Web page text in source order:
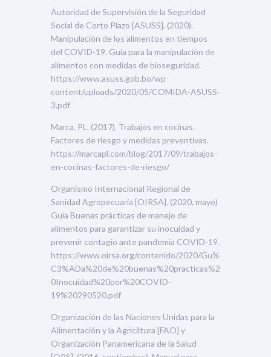
Autoridad de Supervisión de la Seguridad
Social de Corto Plazo [ASUSS]. (2020).
Manipulación de los alimentos en tiempos
del COVID-19. Guía para la manipulación de
alimentos con medidas de bioseguridad.
https://www.asuss.gob.bo/wp-
content/uploads/2020/05/COMIDA-ASUSS-
3.pdf
Marca, PL. (2017). Trabajos en cocinas.
Factores de riesgo y medidas preventivas.
https://marcapl.com/blog/2017/09/trabajos-
en-cocinas-factores-de-riesgo/
Organismo Internacional Regional de
Sanidad Agropecuaria [OIRSA]. (2020, mayo)
Guía Buenas prácticas de manejo de
alimentos para garantizar su inocuidad y
prevenir contagio ante pandemia COVID-19.
https://www.oirsa.org/contenido/2020/Gu%
C3%ADa%20de%20buenas%20practicas%2
0Inocuidad%20por%20COVID-
19%20290520.pdf
Organización de las Naciones Unidas para la
Alimentación y la Agriciltura [FAO] y
Organización Panamericana de la Salud